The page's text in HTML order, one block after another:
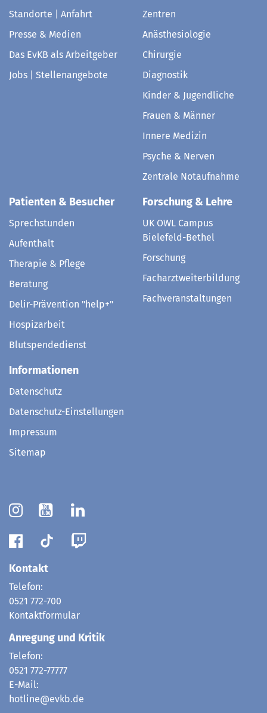
Standorte | Anfahrt
Presse & Medien
Das EvKB als Arbeitgeber
Jobs | Stellenangebote
Zentren
Anästhesiologie
Chirurgie
Diagnostik
Kinder & Jugendliche
Frauen & Männer
Innere Medizin
Psyche & Nerven
Zentrale Notaufnahme
Patienten & Besucher
Sprechstunden
Aufenthalt
Therapie & Pflege
Beratung
Delir-Prävention "help+"
Hospizarbeit
Blutspendedienst
Forschung & Lehre
UK OWL Campus
Bielefeld-Bethel
Forschung
Facharztweiterbildung
Fachveranstaltungen
Informationen
Datenschutz
Datenschutz-Einstellungen
Impressum
Sitemap
Kontakt
Telefon:
0521 772-700
Kontaktformular
Anregung und Kritik
Telefon:
0521 772-77777
E-Mail:
hotline@evkb.de